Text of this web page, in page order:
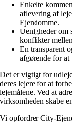
Enkelte
aflevering af
Ejendomme.
Uenigheder om
konflikter
En transparent
afgørende for at
Det er vigtigt for
deres lejere for at
lejemålene. Ved at
virksomheden skabe
Vi opfordrer City-